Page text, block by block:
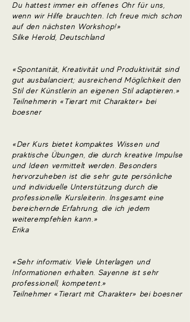
Du hattest immer ein offenes Ohr für uns,
wenn wir Hilfe brauchten. Ich freue mich schon
auf den nächsten Workshop!»
Silke Herold, Deutschland
«Spontanität, Kreativität und Produktivität sind
gut ausbalanciert; ausreichend Möglichkeit den
Stil der Künstlerin an eigenen Stil adaptieren.»
Teilnehmerin «Tierart mit Charakter» bei
boesner
«Der Kurs bietet kompaktes Wissen und
praktische Übungen, die durch kreative Impulse
und Ideen vermittelt werden. Besonders
hervorzuheben ist die sehr gute persönliche
und individuelle Unterstützung durch die
professionelle Kursleiterin. Insgesamt eine
bereichernde Erfahrung, die ich jedem
weiterempfehlen kann.»
Erika
«Sehr informativ. Viele Unterlagen und
Informationen erhalten. Sayenne ist sehr
professionell, kompetent.»
Teilnehmer «Tierart mit Charakter» bei boesner